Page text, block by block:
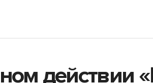
действии